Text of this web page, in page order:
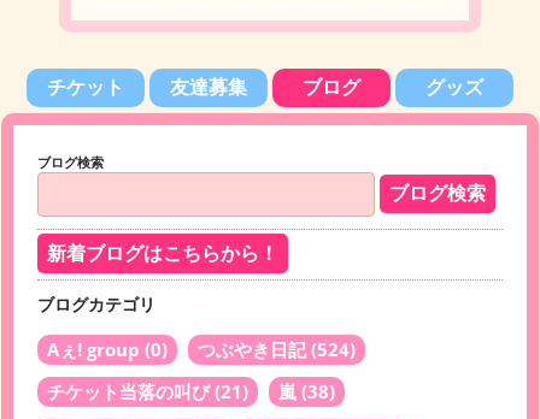
チケット 友達募集 ブログ グッズ
ブログ検索
新着ブログはこちらから！
ブログカテゴリ
Aぇ! group (0) つぶやき日記(524)
チケット当落の叫び(21) 嵐 (38)